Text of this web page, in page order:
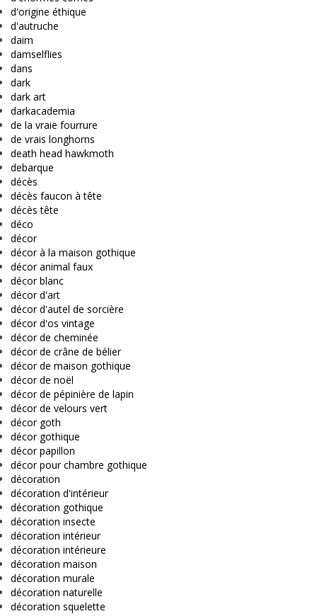
d'origine éthique
d'autruche
daim
damselflies
dans
dark
dark art
darkacademia
de la vraie fourrure
de vrais longhorns
death head hawkmoth
debarque
décès
décès faucon à tête
décès tête
déco
décor
décor à la maison gothique
décor animal faux
décor blanc
décor d'art
décor d'autel de sorcière
décor d'os vintage
décor de cheminée
décor de crâne de bélier
décor de maison gothique
décor de noël
décor de pépinière de lapin
décor de velours vert
décor goth
décor gothique
décor papillon
décor pour chambre gothique
décoration
décoration d'intérieur
décoration gothique
décoration insecte
décoration intérieur
décoration intérieure
décoration maison
décoration murale
décoration naturelle
décoration squelette